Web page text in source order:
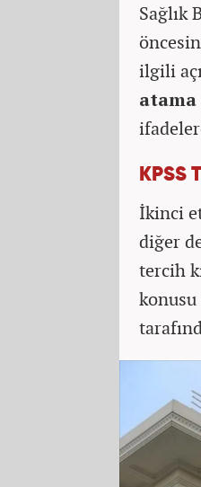
Sağlık
ilgili
atama
KPSS
İkinci
diğer
tercih
konusu